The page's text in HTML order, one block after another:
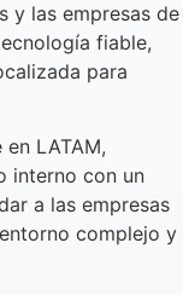
y las empresas de
fiable,
para
LATAM,
interno con un
a las empresas
complejo y